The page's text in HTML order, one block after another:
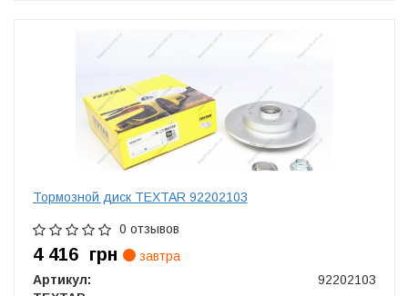
Тормозной диск TEXTAR 92202103
0 отзывов
4 416 грн
завтра
Артикул:
92202103